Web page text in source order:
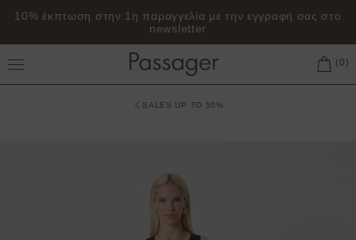
10% έκπτωση στην 1η παραγγελία με την εγγραφή σας στο
newsletter
Toggle Main Menu
SALES UP TO 50%